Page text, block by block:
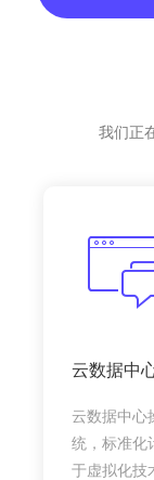
我们正
云数据中
云数据中心
统，标准化
于虚拟化技